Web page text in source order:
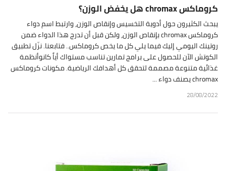
كروماكس chromax هل يخفض الوزن؟
يبحث الكثيرون حول أدوية التخسيس وإنقاص الوزن، وارتبط اسم دواء
كروماكس chromax بإنقاص الوزن، ولكن قبل أن تدرج هذا الدواء ضمن
روتينك اليومي إليك فيما يلي كل ما يخص كروماكس.. فتابعنا. نزّل تطبيق
الكوتش الآن للحصول على برامج تمارين تناسب مستواك أياً كانوأنظمة
غذائية متنوعة مصممة لتحقق كل أهدافك الرياضية. مكونات كروماكس
chromax يصنف دواء ...
28/08/2022